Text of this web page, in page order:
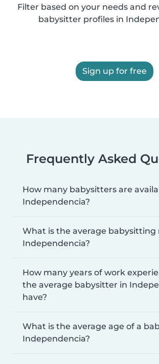
Filter based on your needs and
babysitter profiles in
Sign up for free
Frequently Asked
How many babysitters are
Independencia?
What is the average babysitting
Independencia?
How many years of work
the average babysitter in
have?
What is the average age of a
Independencia?